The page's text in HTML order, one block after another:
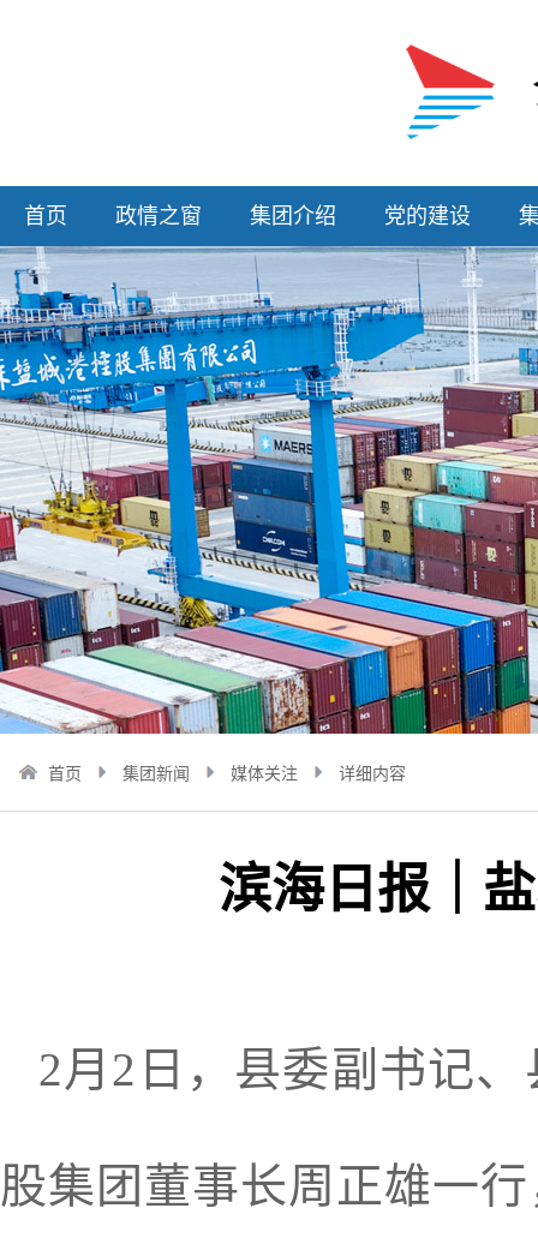
首页 政情之窗 集团介绍 党的建设
首页 集团新闻 媒体关注 详细内容
滨海日报｜
2月2日，县委副书记
股集团董事长周正雄一